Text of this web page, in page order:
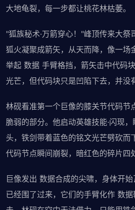
大地龟裂，每一步都让桃花林枯萎。
"狐族秘术·万箭穿心！"峰顶传来大祭
狐火凝聚成箭矢，从天而降，像一场
举起 数据 手臂格挡，箭矢击中代码
光芒，但代码块只是凹陷下去，并没
林砚看准第一个巨像的膝关节代码节
脆弱的部分。他启动英雄技能·闪现
头，铁剑带着蓝色的铭文光芒劈砍而
代码节点瞬间崩裂，暗红色的碎片四
巨像发出 数据合成的尖啸，身体开
已经围了过来，它们的手臂化作 数